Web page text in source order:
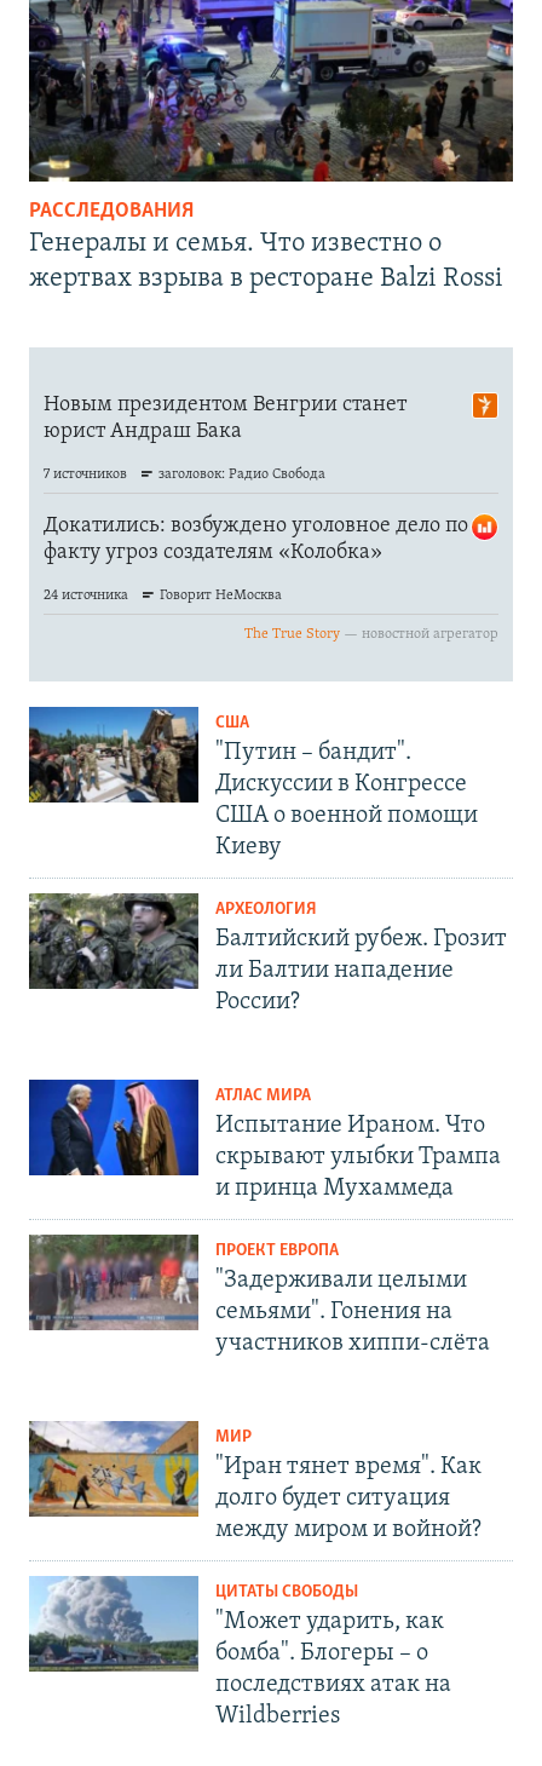
РАССЛЕДОВАНИЯ
Генералы и семья. Что известно о
жертвах взрыва в ресторане Balzi Rossi
США
"Путин – бандит".
Дискуссии в Конгрессе
США о военной помощи
Киеву
АРХЕОЛОГИЯ
Балтийский рубеж. Грозит
ли Балтии нападение
России?
АТЛАС МИРА
Испытание Ираном. Что
скрывают улыбки Трампа
и принца Мухаммеда
ПРОЕКТ ЕВРОПА
"Задерживали целыми
семьями". Гонения на
участников хиппи-слёта
МИР
"Иран тянет время". Как
долго будет ситуация
между миром и войной?
ЦИТАТЫ СВОБОДЫ
"Может ударить, как
бомба". Блогеры – о
последствиях атак на
Wildberries